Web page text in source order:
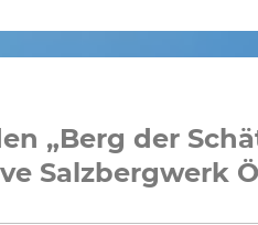
„Berg der
Salzbergwerk